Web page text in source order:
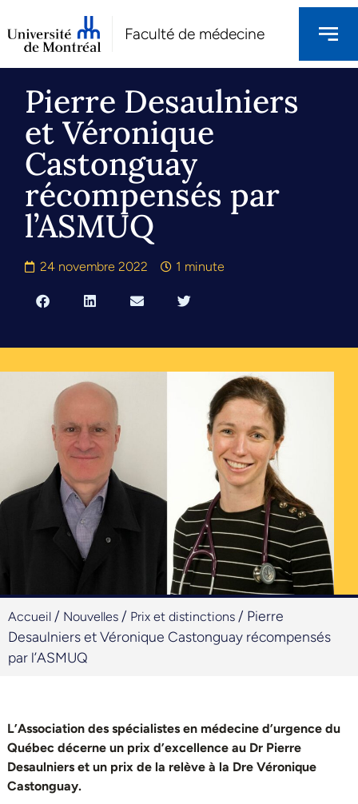
Faculté de médecine
Pierre Desaulniers
et Véronique
Castonguay
récompensés par
l’ASMUQ
24 novembre 2022 1 minute
Accueil / Nouvelles / Prix et distinctions / Pierre
Desaulniers et Véronique Castonguay récompensés
par l’ASMUQ
L’Association des spécialistes en médecine d’urgence du
Québec décerne un prix d’excellence au Dr Pierre
Desaulniers et un prix de la relève à la Dre Véronique
Castonguay.